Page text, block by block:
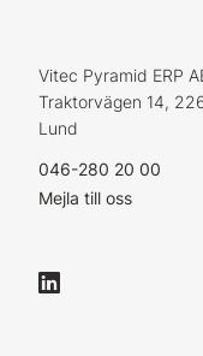
Vitec Pyramid ERP
Traktorvägen 14,
Lund
046-280 20 00
Mejla till oss